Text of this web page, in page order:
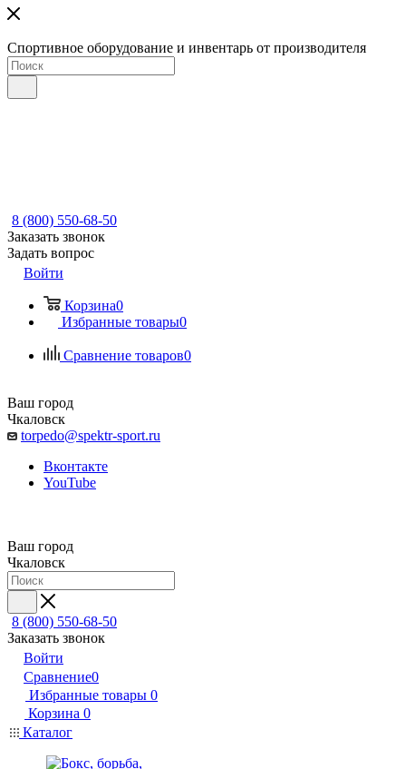
Спортивное оборудование и инвентарь от производителя
8 (800) 550-68-50
Заказать звонок
Задать вопрос
Войти
Корзина0
Избранные товары0
Сравнение товаров0
Ваш город
Чкаловск
torpedo@spektr-sport.ru
Вконтакте
YouTube
Ваш город
Чкаловск
8 (800) 550-68-50
Заказать звонок
Войти
Сравнение0
Избранные товары 0
Корзина 0
Каталог